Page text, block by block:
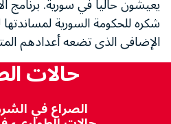
شكره للحكومة السورية
الإضافى الذى تضعه أعدادهم
حالات
الصراع في